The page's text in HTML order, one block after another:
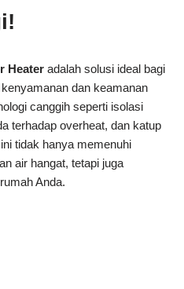
Heater adalah solusi ideal bagi
dan keamanan
canggih seperti isolasi
terhadap overheat, dan katup
tidak hanya memenuhi
air hangat, tetapi juga
Anda.